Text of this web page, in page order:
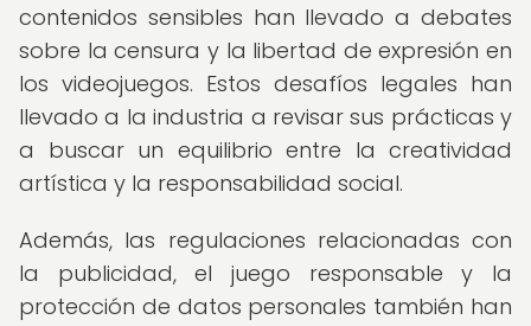
contenidos sensibles han llevado a debates
sobre la censura y la libertad de expresión en
los videojuegos. Estos desafíos legales han
llevado a la industria a revisar sus prácticas y
a buscar un equilibrio entre la creatividad
artística y la responsabilidad social.
Además, las regulaciones relacionadas con
la publicidad, el juego responsable y la
protección de datos personales también han